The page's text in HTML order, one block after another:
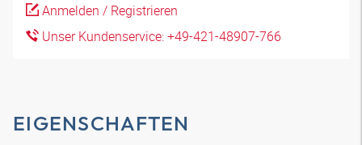
Anmelden / Registrieren
Unser Kundenservice: +49-421-48907-766
EIGENSCHAFTEN